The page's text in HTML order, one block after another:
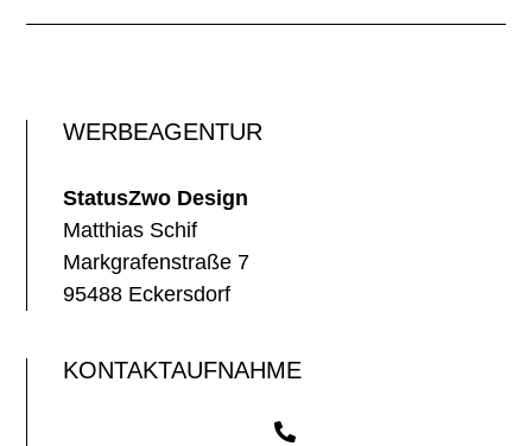
WERBEAGENTUR
StatusZwo Design
Matthias Schif
Markgrafenstraße 7
95488 Eckersdorf
KONTAKTAUFNAHME